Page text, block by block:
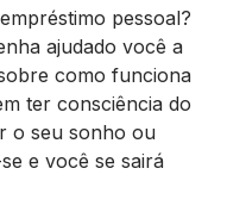
pessoal?
ajudado você a
como funciona
ter consciência do
o seu sonho ou
e você se sairá